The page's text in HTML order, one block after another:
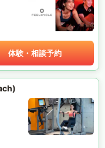
体験・相談予約